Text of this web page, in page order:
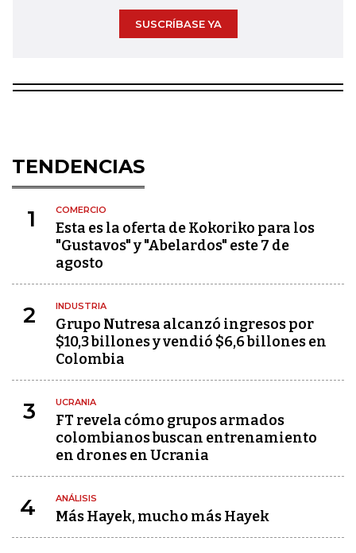
SUSCRÍBASE YA
TENDENCIAS
1 COMERCIO
Esta es la oferta de Kokoriko para los
"Gustavos" y "Abelardos" este 7 de
agosto
2 INDUSTRIA
Grupo Nutresa alcanzó ingresos por
$10,3 billones y vendió $6,6 billones en
Colombia
3 UCRANIA
FT revela cómo grupos armados
colombianos buscan entrenamiento
en drones en Ucrania
4 ANÁLISIS
Más Hayek, mucho más Hayek